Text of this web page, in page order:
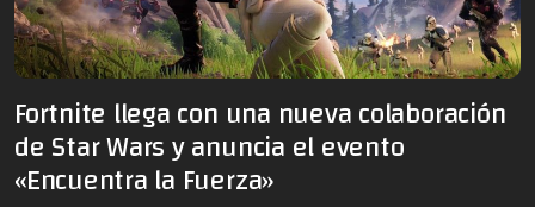
Fortnite llega con una nueva colaboración
de Star Wars y anuncia el evento
«Encuentra la Fuerza»